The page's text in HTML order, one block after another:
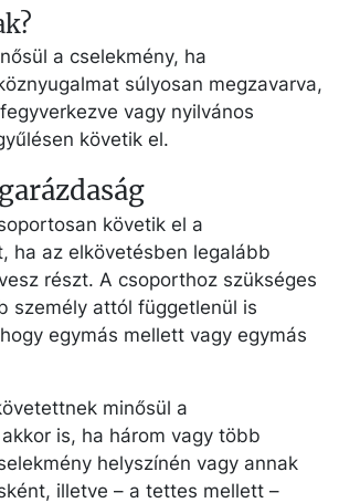
a cselekmény, ha
súlyosan megzavarva,
vagy nyilvános
követik el.
követik el a
ha az elkövetésben legalább
részt. A csoporthoz szükséges
személy attól függetlenül is
egymás mellett vagy egymás
minősül a
is, ha három vagy több
helyszínén vagy annak
illetve – a tettes mellett –